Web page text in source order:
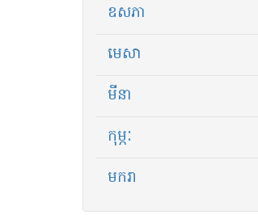
ឧសភា
មេសា
មីនា
កុម្ភៈ
មករា